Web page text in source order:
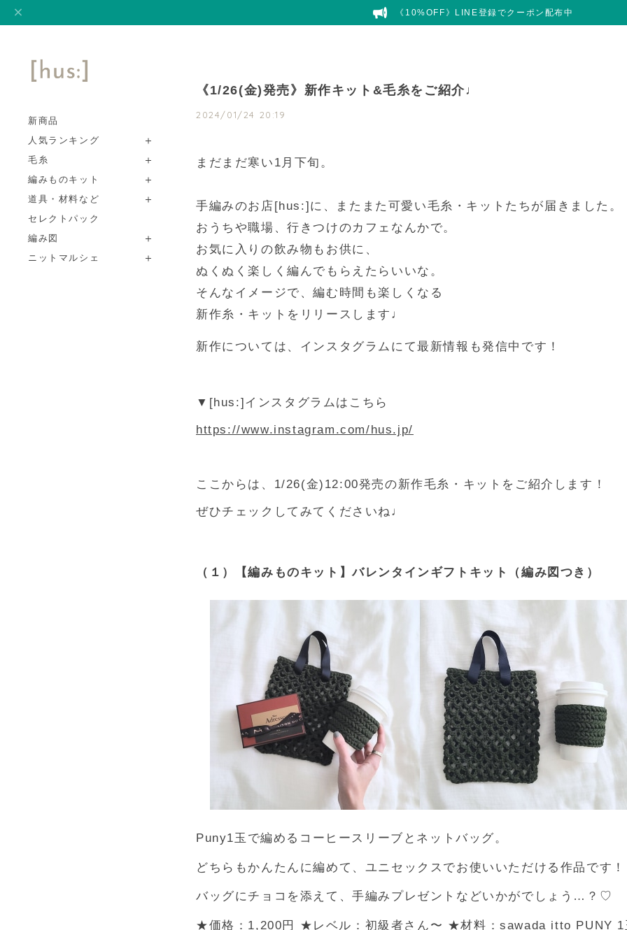
《10%OFF》LINE登録でクーポン配布中
新商品
人気ランキング
毛糸
編みものキット
道具・材料など
セレクトパック
編み図
ニットマルシェ
《1/26(金)発売》新作キット&毛糸をご紹介♩
2024/01/24 20:19
まだまだ寒い1月下旬。
手編みのお店[hus:]に、またまた可愛い毛糸・キットたちが届きました。
おうちや職場、行きつけのカフェなんかで。
お気に入りの飲み物もお供に、
ぬくぬく楽しく編んでもらえたらいいな。
そんなイメージで、編む時間も楽しくなる
新作糸・キットをリリースします♩
新作については、インスタグラムにて最新情報も発信中です！
▼[hus:]インスタグラムはこちら
https://www.instagram.com/hus.jp/
ここからは、1/26(金)12:00発売の新作毛糸・キットをご紹介します！
ぜひチェックしてみてくださいね♩
（１）【編みものキット】バレンタインギフトキット（編み図つき）
Puny1玉で編めるコーヒースリーブとネットバッグ。
どちらもかんたんに編めて、ユニセックスでお使いいただける作品です！
バッグにチョコを添えて、手編みプレゼントなどいかがでしょう…？♡
★価格：1,200円 ★レベル：初級者さん〜 ★材料：sawada itto PUNY 1